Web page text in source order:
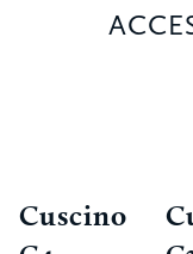
Cuscino